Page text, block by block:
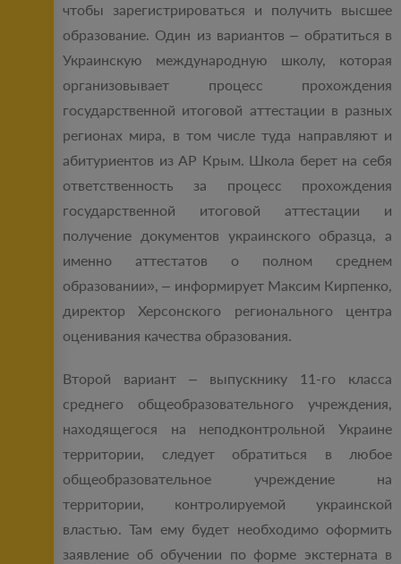
чтобы зарегистрироваться и получить высшее
образование. Один из вариантов – обратиться в
Украинскую международную школу, которая
организовывает процесс прохождения
государственной итоговой аттестации в разных
регионах мира, в том числе туда направляют и
абитуриентов из АР Крым. Школа берет на себя
ответственность за процесс прохождения
государственной итоговой аттестации и
получение документов украинского образца, а
именно аттестатов о полном среднем
образовании», – информирует Максим Кирпенко,
директор Херсонского регионального центра
оценивания качества образования.
Второй вариант – выпускнику 11-го класса
среднего общеобразовательного учреждения,
находящегося на неподконтрольной Украине
территории, следует обратиться в любое
общеобразовательное учреждение на
территории, контролируемой украинской
властью. Там ему будет необходимо оформить
заявление об обучении по форме экстерната в